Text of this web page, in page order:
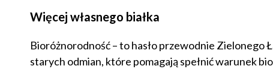
Więcej własnego białka
Bioróżnorodność – to hasło przewodnie Zielonego
starych odmian, które pomagają spełnić warunek